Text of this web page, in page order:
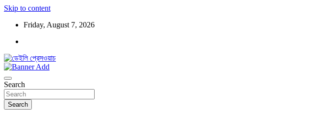
Skip to content
Friday, August 7, 2026
ডেইলি প্রেসওয়াচ
Search
Search